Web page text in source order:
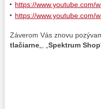
https://www.youtube.com/
https://www.youtube.com/
Záverom Vás znovu
tlačiarne„, „Spektrum Shop